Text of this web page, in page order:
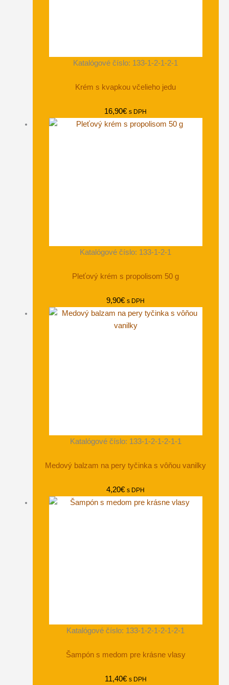
Katalógové číslo: 133-1-2-1-2-1
Krém s kvapkou včelieho jedu
16,90€ s DPH
Katalógové číslo: 133-1-2-1
Pleťový krém s propolisom 50 g
9,90€ s DPH
Katalógové číslo: 133-1-2-1-2-1-1
Medový balzam na pery tyčinka s vôňou vanilky
4,20€ s DPH
Katalógové číslo: 133-1-2-1-2-1-2-1
Šampón s medom pre krásne vlasy
11,40€ s DPH